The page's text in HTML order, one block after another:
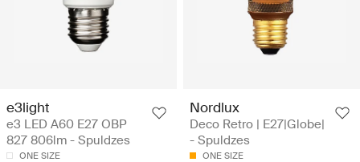
e3light
e3 LED A60 E27 OBP
827 806lm - Spuldzes
ONE SIZE
Nordlux
Deco Retro | E27|Globe|
- Spuldzes
ONE SIZE